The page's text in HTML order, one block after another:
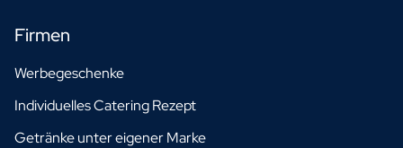
Firmen
Werbegeschenke
Individuelles Catering Rezept
Getränke unter eigener Marke